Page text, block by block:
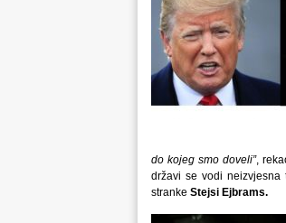
do kojeg smo doveli”,
državi se vodi neizvjesna
stranke Stejsi Ejbrams.